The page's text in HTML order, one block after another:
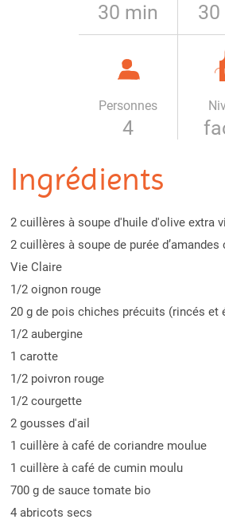
30 min 30
Personnes
4
Ingrédients
2 cuillères à soupe d'huile d'olive extra
2 cuillères à soupe de purée
Vie Claire
1/2 oignon rouge
20 g de pois chiches précuits (rincés et
1/2 aubergine
1 carotte
1/2 poivron rouge
1/2 courgette
2 gousses d'ail
1 cuillère à café de coriandre moulue
1 cuillère à café de cumin moulu
700 g de sauce tomate bio
4 abricots secs